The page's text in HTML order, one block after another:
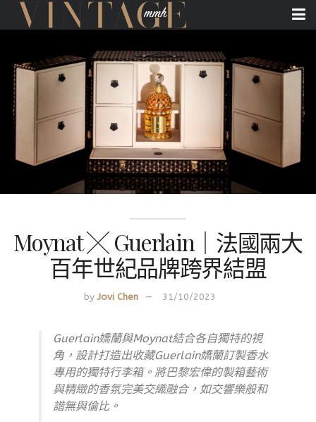
Moynat ╳ Guerlain｜法國兩大
百年世紀品牌跨界結盟
by Jovi Chen 31/10/2023
Guerlain嬌蘭與Moynat結合各自獨特的視
角，設計打造出收藏Guerlain嬌蘭訂製香水
專用的獨特行李箱。將巴黎宏偉的製箱藝術
與精緻的香氛完美交織融合，如交響樂般和
諧無與倫比。